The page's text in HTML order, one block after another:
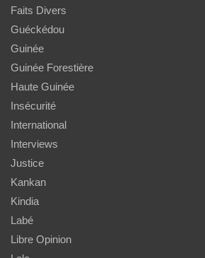
Faits Divers
Guéckédou
Guinée
Guinée Forestière
Haute Guinée
Insécurité
International
Interviews
Justice
Kankan
Kindia
Labé
Libre Opinion